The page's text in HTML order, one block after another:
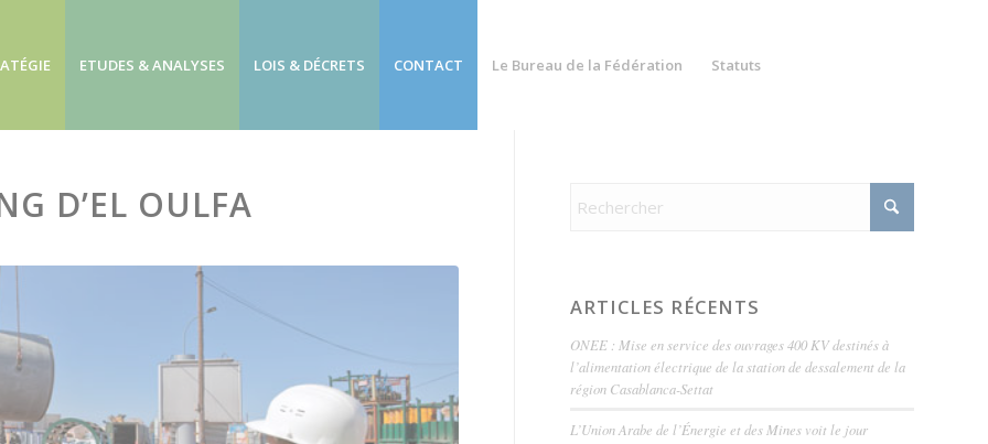
ETUDES & ANALYSES LOIS & DÉCRETS CONTACT Le Bureau de la Fédération Statuts
D’EL OULFA
ARTICLES RÉCENTS
ONEE : Mise en service des ouvrages 400 KV destinés à
l’alimentation électrique de la station de dessalement de la
région Casablanca-Settat
L’Union Arabe de l’Énergie et des Mines voit le jour